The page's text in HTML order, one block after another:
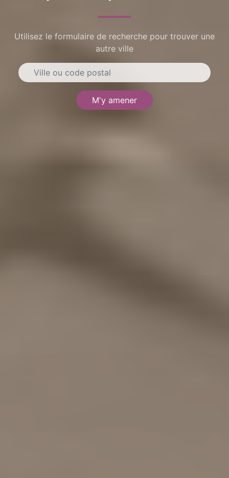
Utilisez le formulaire de recherche pour trouver une
autre ville
M'y amener